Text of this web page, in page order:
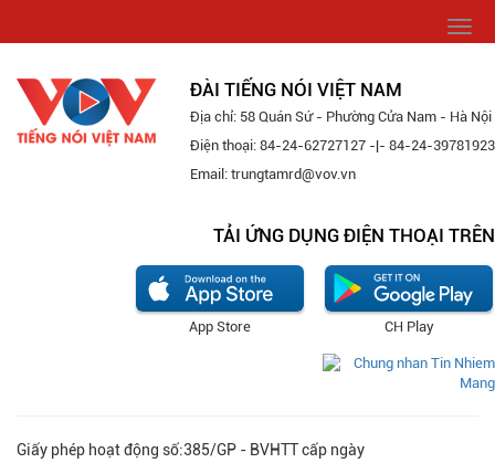
ĐÀI TIẾNG NÓI VIỆT NAM
Địa chỉ: 58 Quán Sứ - Phường Cửa Nam - Hà Nội
Điện thoại: 84-24-62727127 -|- 84-24-39781923
Email: trungtamrd@vov.vn
TẢI ỨNG DỤNG ĐIỆN THOẠI TRÊN
CH Play
App Store
Giấy phép hoạt động số:385/GP - BVHTT cấp ngày